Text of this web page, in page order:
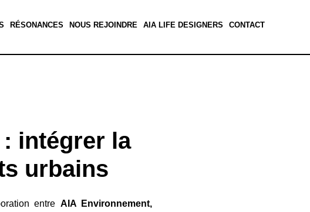
RÉSONANCES NOUS REJOINDRE AIA LIFE DESIGNERS CONTACT
intégrer la
urbains
entre AIA Environnement,